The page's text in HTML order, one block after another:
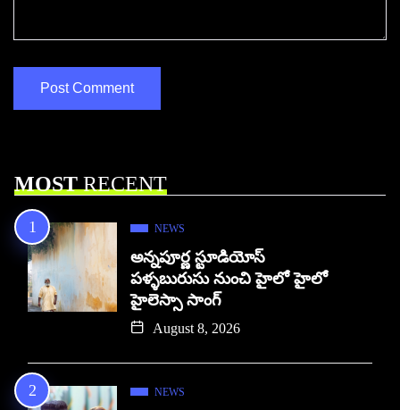
MOSTRECENT
NEWS
అన్నపూర్ణ స్టూడియోస్
పళ్ళబురుసు నుంచి హైలో హైలో
హైలెస్సా సాంగ్
August 8, 2026
NEWS